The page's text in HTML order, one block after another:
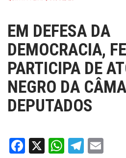
EM DEFESA DA
DEMOCRACIA,
PARTICIPA DE
NEGRO DA
DEPUTADOS
Facebook
X WhatsApp